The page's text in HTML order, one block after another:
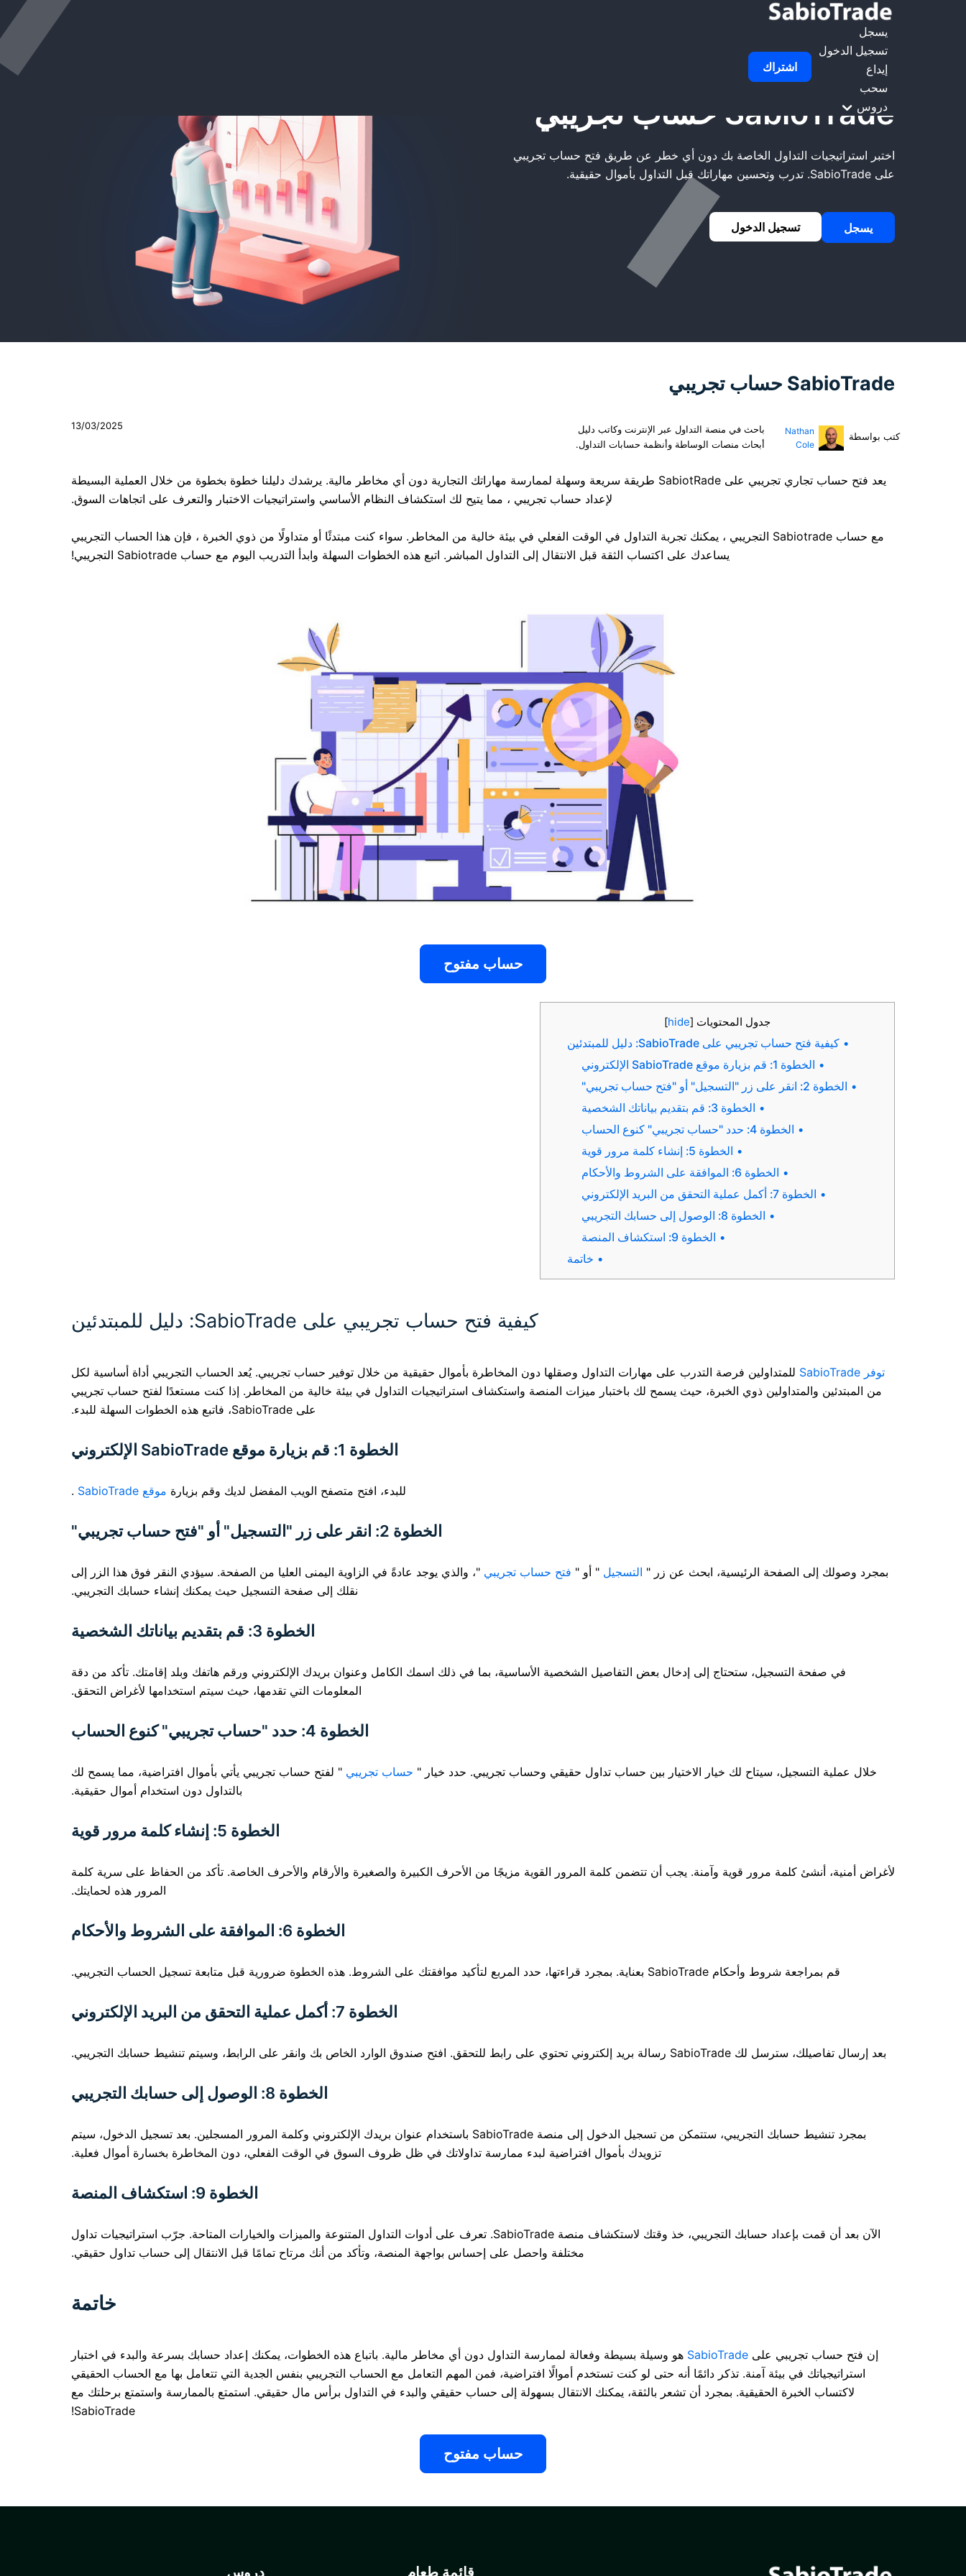
يسجل
تسجيل الدخول
إيداع
سحب
دروس
اشتراك
SabioTrade حساب تجريبي الصفحة الرئيسية
SabioTrade حساب تجريبي
اختبر استراتيجيات التداول الخاصة بك دون أي خطر عن طريق فتح حساب تجريبي
على SabioTrade. تدرب وتحسين مهاراتك قبل التداول بأموال حقيقية.
يسجل تسجيل الدخول
SabioTrade حساب تجريبي
كتب بواسطة
Nathan
Cole
باحث في منصة التداول عبر الإنترنت وكاتب دليل
أبحاث منصات الوساطة وأنظمة حسابات التداول.
13/03/2025
يعد فتح حساب تجاري تجريبي على SabiotRade طريقة سريعة وسهلة لممارسة مهاراتك التجارية دون أي مخاطر مالية. يرشدك دليلنا خطوة بخطوة من خلال العملية البسيطة
لإعداد حساب تجريبي ، مما يتيح لك استكشاف النظام الأساسي واستراتيجيات الاختبار والتعرف على اتجاهات السوق.
مع حساب Sabiotrade التجريبي ، يمكنك تجربة التداول في الوقت الفعلي في بيئة خالية من المخاطر. سواء كنت مبتدئًا أو متداولًا من ذوي الخبرة ، فإن هذا الحساب التجريبي
يساعدك على اكتساب الثقة قبل الانتقال إلى التداول المباشر. اتبع هذه الخطوات السهلة وابدأ التدريب اليوم مع حساب Sabiotrade التجريبي!
حساب مفتوح
جدول المحتويات [
hide
]
كيفية فتح حساب تجريبي على SabioTrade: دليل للمبتدئين
الخطوة 1: قم بزيارة موقع SabioTrade الإلكتروني
الخطوة 2: انقر على زر "التسجيل" أو "فتح حساب تجريبي"
الخطوة 3: قم بتقديم بياناتك الشخصية
الخطوة 4: حدد "حساب تجريبي" كنوع الحساب
الخطوة 5: إنشاء كلمة مرور قوية
الخطوة 6: الموافقة على الشروط والأحكام
الخطوة 7: أكمل عملية التحقق من البريد الإلكتروني
الخطوة 8: الوصول إلى حسابك التجريبي
الخطوة 9: استكشاف المنصة
خاتمة
كيفية فتح حساب تجريبي على SabioTrade: دليل للمبتدئين
توفر SabioTrade
للمتداولين فرصة التدرب على مهارات التداول وصقلها دون المخاطرة بأموال حقيقية من خلال توفير حساب تجريبي. يُعد الحساب التجريبي أداة أساسية لكل
من المبتدئين والمتداولين ذوي الخبرة، حيث يسمح لك باختبار ميزات المنصة واستكشاف استراتيجيات التداول في بيئة خالية من المخاطر. إذا كنت مستعدًا لفتح حساب تجريبي
على SabioTrade، فاتبع هذه الخطوات السهلة للبدء.
الخطوة 1: قم بزيارة موقع SabioTrade الإلكتروني
للبدء، افتح متصفح الويب المفضل لديك وقم بزيارة موقع SabioTrade .
الخطوة 2: انقر على زر "التسجيل" أو "فتح حساب تجريبي"
بمجرد وصولك إلى الصفحة الرئيسية، ابحث عن زر " التسجيل " أو " فتح حساب تجريبي "، والذي يوجد عادةً في الزاوية اليمنى العليا من الصفحة. سيؤدي النقر فوق هذا الزر إلى
نقلك إلى صفحة التسجيل حيث يمكنك إنشاء حسابك التجريبي.
الخطوة 3: قم بتقديم بياناتك الشخصية
في صفحة التسجيل، ستحتاج إلى إدخال بعض التفاصيل الشخصية الأساسية، بما في ذلك اسمك الكامل وعنوان بريدك الإلكتروني ورقم هاتفك وبلد إقامتك. تأكد من دقة
المعلومات التي تقدمها، حيث سيتم استخدامها لأغراض التحقق.
الخطوة 4: حدد "حساب تجريبي" كنوع الحساب
خلال عملية التسجيل، سيتاح لك خيار الاختيار بين حساب تداول حقيقي وحساب تجريبي. حدد خيار " حساب تجريبي " لفتح حساب تجريبي يأتي بأموال افتراضية، مما يسمح لك
بالتداول دون استخدام أموال حقيقية.
الخطوة 5: إنشاء كلمة مرور قوية
لأغراض أمنية، أنشئ كلمة مرور قوية وآمنة. يجب أن تتضمن كلمة المرور القوية مزيجًا من الأحرف الكبيرة والصغيرة والأرقام والأحرف الخاصة. تأكد من الحفاظ على سرية كلمة
المرور هذه لحمايتك.
الخطوة 6: الموافقة على الشروط والأحكام
قم بمراجعة شروط وأحكام SabioTrade بعناية. بمجرد قراءتها، حدد المربع لتأكيد موافقتك على الشروط. هذه الخطوة ضرورية قبل متابعة تسجيل الحساب التجريبي.
الخطوة 7: أكمل عملية التحقق من البريد الإلكتروني
بعد إرسال تفاصيلك، سترسل لك SabioTrade رسالة بريد إلكتروني تحتوي على رابط للتحقق. افتح صندوق الوارد الخاص بك وانقر على الرابط، وسيتم تنشيط حسابك التجريبي.
الخطوة 8: الوصول إلى حسابك التجريبي
بمجرد تنشيط حسابك التجريبي، ستتمكن من تسجيل الدخول إلى منصة SabioTrade باستخدام عنوان بريدك الإلكتروني وكلمة المرور المسجلين. بعد تسجيل الدخول، سيتم
تزويدك بأموال افتراضية لبدء ممارسة تداولاتك في ظل ظروف السوق في الوقت الفعلي، دون المخاطرة بخسارة أموال فعلية.
الخطوة 9: استكشاف المنصة
الآن بعد أن قمت بإعداد حسابك التجريبي، خذ وقتك لاستكشاف منصة SabioTrade. تعرف على أدوات التداول المتنوعة والميزات والخيارات المتاحة. جرّب استراتيجيات تداول
مختلفة واحصل على إحساس بواجهة المنصة، وتأكد من أنك مرتاح تمامًا قبل الانتقال إلى حساب تداول حقيقي.
خاتمة
إن فتح حساب تجريبي على SabioTrade هو وسيلة بسيطة وفعالة لممارسة التداول دون أي مخاطر مالية. باتباع هذه الخطوات، يمكنك إعداد حسابك بسرعة والبدء في اختبار
استراتيجياتك في بيئة آمنة. تذكر دائمًا أنه حتى لو كنت تستخدم أموالًا افتراضية، فمن المهم التعامل مع الحساب التجريبي بنفس الجدية التي تتعامل بها مع الحساب الحقيقي
لاكتساب الخبرة الحقيقية. بمجرد أن تشعر بالثقة، يمكنك الانتقال بسهولة إلى حساب حقيقي والبدء في التداول برأس مال حقيقي. استمتع بالممارسة واستمتع برحلتك مع
SabioTrade!
حساب مفتوح
قائمة طعام دروس